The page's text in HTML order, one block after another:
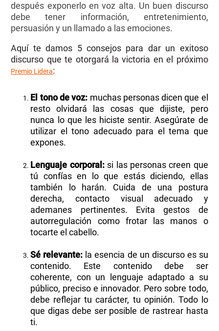
después exponerlo en voz alta. Un buen discurso
debe tener información, entretenimiento,
persuasión y un llamado a las emociones.
Aquí te damos 5 consejos para dar un exitoso
discurso que te otorgará la victoria en el próximo
Premio Lidera:
El tono de voz: muchas personas dicen que el
resto olvidará las cosas que dijiste, pero
nunca lo que les hiciste sentir. Asegúrate de
utilizar el tono adecuado para el tema que
expones.
Lenguaje corporal:si las personas creen que
tú confías en lo que estás diciendo, ellas
también lo harán. Cuida de una postura
derecha, contacto visual adecuado y
ademanes pertinentes. Evita gestos de
autorregulación como frotar las manos o
tocarte el cabello.
Sé relevante: la esencia de un discurso es su
contenido. Este contenido debe ser
coherente, con un lenguaje adaptado a su
público, preciso e innovador. Pero sobre todo,
debe reflejar tu carácter, tu opinión. Todo lo
que digas debe ser posible de rastrear hasta
ti.